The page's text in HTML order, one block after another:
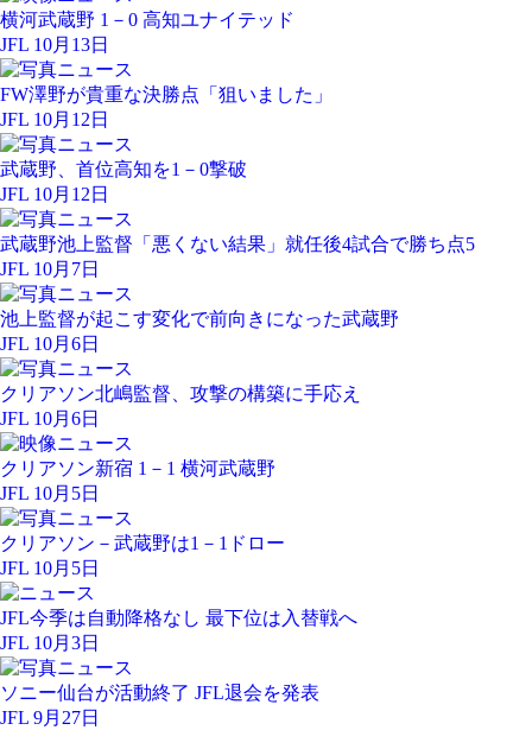
横河武蔵野 1－0 高知ユナイテッド
JFL 10月13日
FW澤野が貴重な決勝点「狙いました」
JFL 10月12日
武蔵野、首位高知を1－0撃破
JFL 10月12日
武蔵野池上監督「悪くない結果」就任後4試合で勝ち点5
JFL 10月7日
池上監督が起こす変化で前向きになった武蔵野
JFL 10月6日
クリアソン北嶋監督、攻撃の構築に手応え
JFL 10月6日
クリアソン新宿 1－1 横河武蔵野
JFL 10月5日
クリアソン－武蔵野は1－1ドロー
JFL 10月5日
JFL今季は自動降格なし 最下位は入替戦へ
JFL 10月3日
ソニー仙台が活動終了 JFL退会を発表
JFL 9月27日